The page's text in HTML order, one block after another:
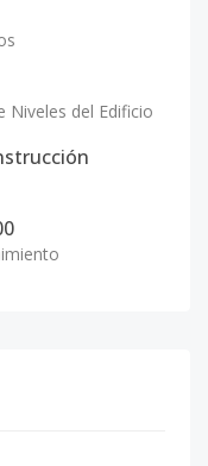
Niveles del Edificio